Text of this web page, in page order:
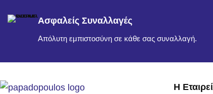
Ασφαλείς Συναλλαγές
Απόλυτη εμπιστοσύνη σε κάθε σας συναλλαγή.
Η